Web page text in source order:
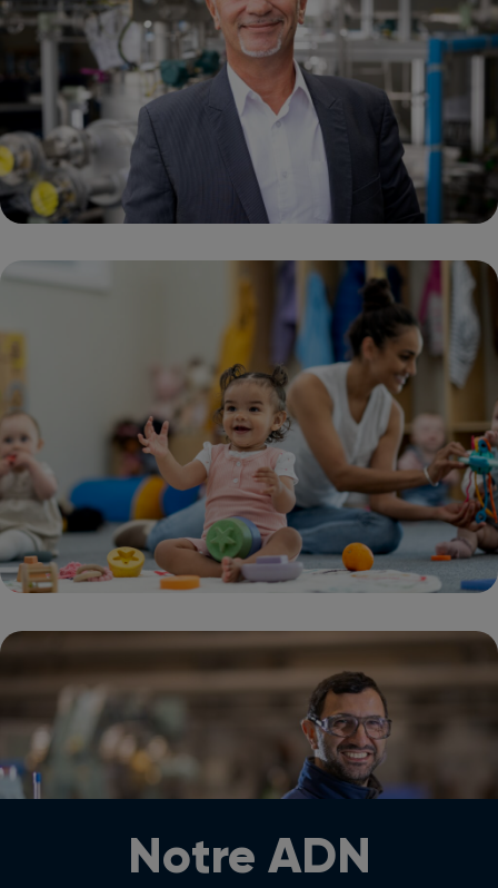
collaborateurs
Notre ADN